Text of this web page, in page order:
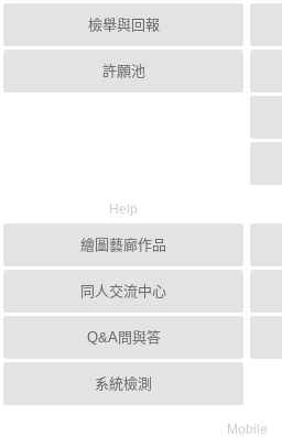
檢舉與回報
許願池
Help
繪圖藝廊作品
同人交流中心
Q&A問與答
系統檢測
Mobile